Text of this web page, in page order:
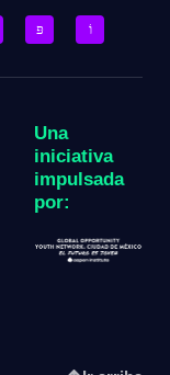
Una
iniciativa
impulsada
por: